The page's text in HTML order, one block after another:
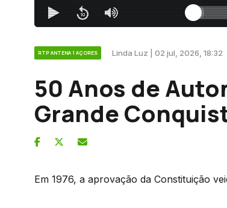
RTP ANTENA 1 AÇORES Linda Luz | 02 jul, 2026, 18:32
50 Anos de
Grande
Em 1976, a aprovação da Constituição